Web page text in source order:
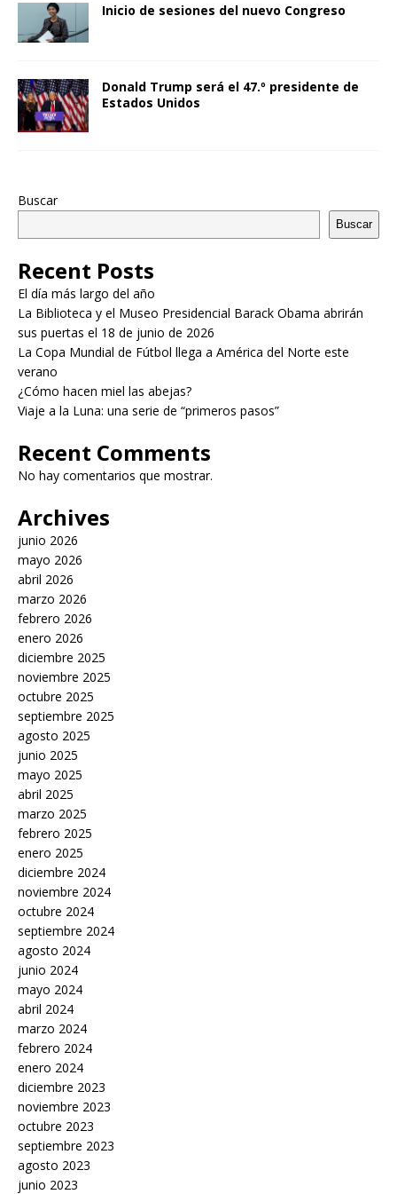
Inicio de sesiones del nuevo Congreso
Donald Trump será el 47.º presidente de
Estados Unidos
Buscar
Buscar
Recent Posts
El día más largo del año
La Biblioteca y el Museo Presidencial Barack Obama abrirán
sus puertas el 18 de junio de 2026
La Copa Mundial de Fútbol llega a América del Norte este
verano
¿Cómo hacen miel las abejas?
Viaje a la Luna: una serie de “primeros pasos”
Recent Comments
No hay comentarios que mostrar.
Archives
junio 2026
mayo 2026
abril 2026
marzo 2026
febrero 2026
enero 2026
diciembre 2025
noviembre 2025
octubre 2025
septiembre 2025
agosto 2025
junio 2025
mayo 2025
abril 2025
marzo 2025
febrero 2025
enero 2025
diciembre 2024
noviembre 2024
octubre 2024
septiembre 2024
agosto 2024
junio 2024
mayo 2024
abril 2024
marzo 2024
febrero 2024
enero 2024
diciembre 2023
noviembre 2023
octubre 2023
septiembre 2023
agosto 2023
junio 2023